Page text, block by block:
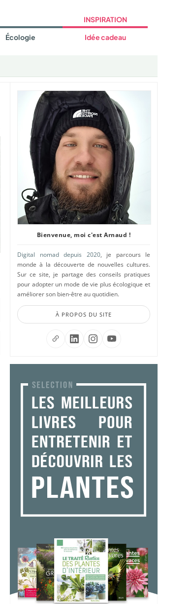
Écologie
INSPIRATION
Idée cadeau
Bienvenue, moi c'est Arnaud !
Digital nomad depuis 2020, je parcours le
monde à la découverte de nouvelles cultures.
Sur ce site, je partage des conseils pratiques
pour adopter un mode de vie plus écologique et
améliorer son bien-être au quotidien.
À PROPOS DU SITE